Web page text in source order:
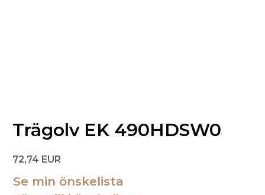
Trägolv EK 490HDSW0
72,74 EUR
Se min önskelista